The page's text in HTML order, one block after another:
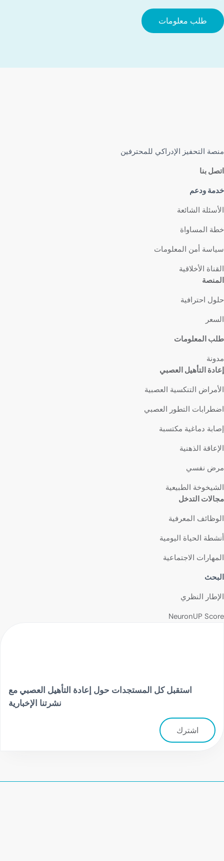
طلب معلومات
منصة التحفيز الإدراكي للمحترفين
اتصل بنا
خدمة ودعم
الأسئلة الشائعة
خطة المساواة
سياسة أمن المعلومات
القناة الأخلاقية
المنصة
حلول احترافية
السعر
طلب المعلومات
مدونة
إعادة التأهيل العصبي
الأمراض التنكسية العصبية
اضطرابات التطور العصبي
إصابة دماغية مكتسبة
الإعاقة الذهنية
مرض نفسي
الشيخوخة الطبيعية
مجالات التدخل
الوظائف المعرفية
أنشطة الحياة اليومية
المهارات الاجتماعية
البحث
الإطار النظري
NeuronUP Score
استقبل كل المستجدات حول إعادة التأهيل العصبي مع
نشرتنا الإخبارية
اشترك